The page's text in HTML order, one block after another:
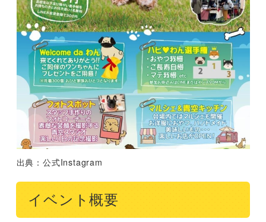
出典：公式Instagram
イベント概要